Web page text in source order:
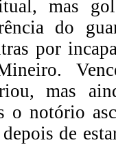
mas
do
por
mas
o notório
de